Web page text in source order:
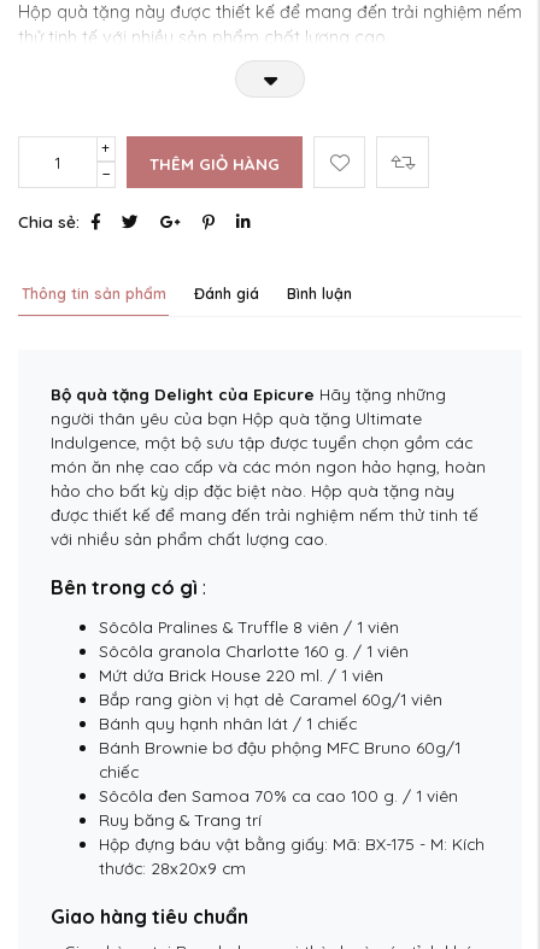
Hộp quà tặng này được thiết kế để mang đến trải nghiệm nếm
thử tinh tế với nhiều sản phẩm chất lượng cao.
THÊM GIỎ HÀNG
Chia sẻ:
Thông tin sản phẩm Đánh giá Bình luận
Bộ quà tặng Delight của Epicure Hãy tặng những
người thân yêu của bạn Hộp quà tặng Ultimate
Indulgence, một bộ sưu tập được tuyển chọn gồm các
món ăn nhẹ cao cấp và các món ngon hảo hạng, hoàn
hảo cho bất kỳ dịp đặc biệt nào. Hộp quà tặng này
được thiết kế để mang đến trải nghiệm nếm thử tinh tế
với nhiều sản phẩm chất lượng cao.
Bên trong có gì :
Sôcôla Pralines & Truffle 8 viên / 1 viên
Sôcôla granola Charlotte 160 g. / 1 ​​viên
Mứt dứa Brick House 220 ml. / 1 ​​viên
Bắp rang giòn vị hạt dẻ Caramel 60g/1 viên
Bánh quy hạnh nhân lát / 1 chiếc
Bánh Brownie bơ đậu phộng MFC Bruno 60g/1
chiếc
Sôcôla đen Samoa 70% ca cao 100 g. / 1 ​​viên
Ruy băng & Trang trí
Hộp đựng báu vật bằng giấy: Mã: BX-175 - M: Kích
thước: 28x20x9 cm
Giao hàng tiêu chuẩn